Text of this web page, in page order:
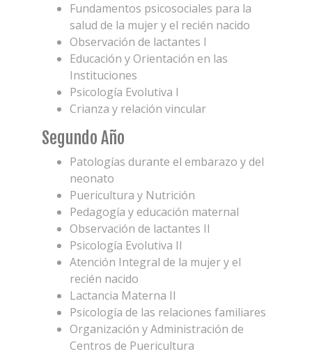
Fundamentos psicosociales para la
salud de la mujer y el recién nacido
Observación de lactantes I
Educación y Orientación en las
Instituciones
Psicología Evolutiva I
Crianza y relación vincular
Segundo Año
Patologías durante el embarazo y del
neonato
Puericultura y Nutrición
Pedagogía y educación maternal
Observación de lactantes II
Psicología Evolutiva II
Atención Integral de la mujer y el
recién nacido
Lactancia Materna II
Psicología de las relaciones familiares
Organización y Administración de
Centros de Puericultura